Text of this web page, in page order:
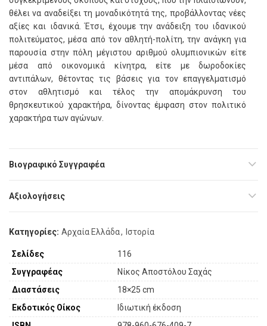
θέλει να αναδείξει τη μοναδικότητά της, προβάλλοντας νέες
αξίες και ιδανικά. Έτσι, έχουμε την ανάδειξη του ιδανικού
πολιτεύματος, μέσα από τον αθλητή-πολίτη, την ανάγκη για
παρουσία στην πόλη μέγιστου αριθμού ολυμπιονικών είτε
μέσα από οικονομικά κίνητρα, είτε με δωροδοκίες
αντιπάλων, θέτοντας τις βάσεις για τον επαγγελματισμό
στον αθλητισμό και τέλος την απομάκρυνση του
θρησκευτικού χαρακτήρα, δίνοντας έμφαση στον πολιτικό
χαρακτήρα των αγώνων.
Βιογραφικό Συγγραφέα
Αξιολογήσεις
Κατηγορίες: Αρχαία Ελλάδα, Ιστορία
Σελίδες
116
Συγγραφέας
Νίκος Αποστόλου Σαχάς
Διαστάσεις
18×25 cm
Εκδοτικός Οίκος
Ιδιωτική έκδοση